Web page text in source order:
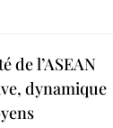
de l’ASEAN
dynamique